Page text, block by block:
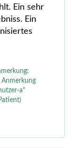
Ein sehr
Ein
Anmerkung
a"